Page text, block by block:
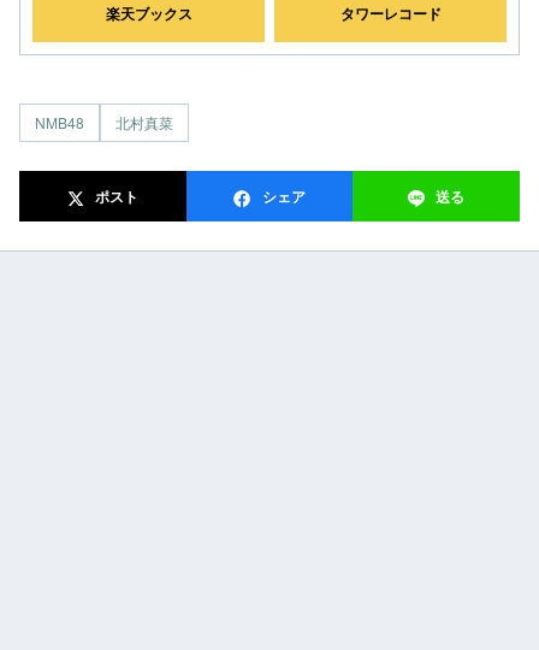
楽天ブックス タワーレコード
NMB48 北村真菜
ポスト シェア 送る